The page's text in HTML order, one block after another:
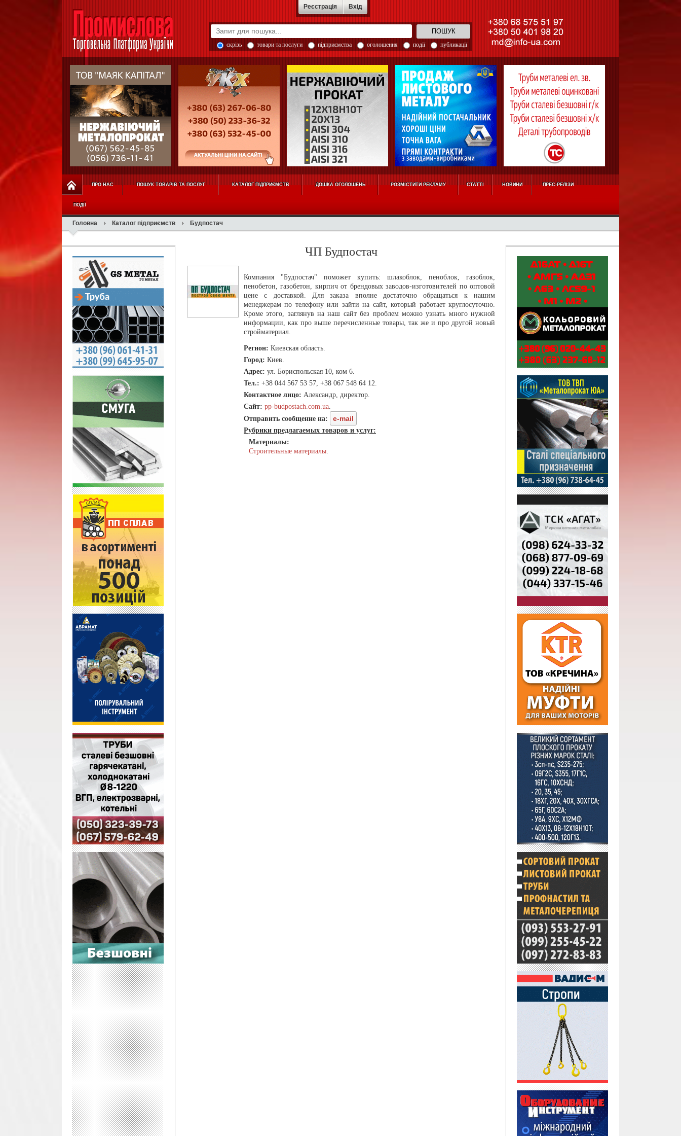
Реєстрація Вхід
скрізь товари та послуги підприємства оголошення події публикації
ПРО НАС ПОШУК ТОВАРІВ ТА ПОСЛУГ КАТАЛОГ ПІДПРИЄМСТВ ДОШКА ОГОЛОШЕНЬ РОЗМІСТИТИ РЕКЛАМУ СТАТТІ НОВИНИ ПРЕС-РЕЛІЗИ
ПОДІЇ
Головна Каталог підприємств Будпостач
ЧП Будпостач
Компания "Будпостач" поможет купить: шлакоблок, пеноблок, газоблок,
пенобетон, газобетон, кирпич от брендовых заводов-изготовителей по оптовой
цене с доставкой. Для заказа вполне достаточно обращаться к нашим
менеджерам по телефону или зайти на сайт, который работает круглосуточно.
Кроме этого, заглянув на наш сайт без проблем можно узнать много нужной
информации, как про выше перечисленные товары, так же и про другой новый
стройматериал.
Регион: Киевская область.
Город: Киев.
Адрес: ул. Бориспольская 10, ком 6.
Тел.: +38 044 567 53 57, +38 067 548 64 12.
Контактное лицо: Александр, директор.
Сайт: pp-budpostach.com.ua.
Отправить сообщение на:
e-mail
Рубрики предлагаемых товаров и услуг:
Материалы:
Строительные материалы.